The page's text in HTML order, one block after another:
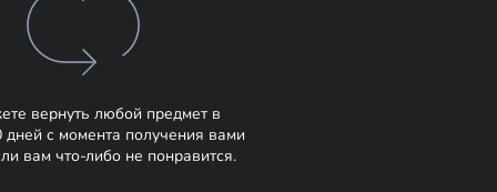
вернуть любой предмет в
дней с момента получения вами
вам что-либо не понравится.